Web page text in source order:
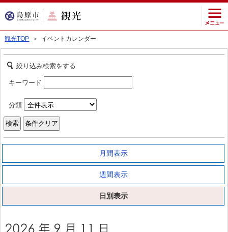
観光TOP ＞ イベントカレンダー
絞り込み検索をする
キーワード
分類
月間表示
週間表示
日別表示